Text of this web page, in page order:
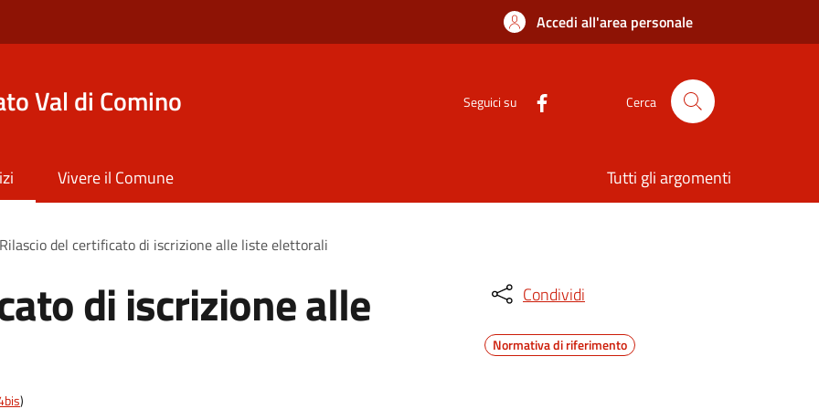
Accedi all'area personale
Val di Comino Seguici su Cerca
Vivere il Comune Tutti gli argomenti
Rilascio del certificato di iscrizione alle liste elettorali
di iscrizione alle
)
Condividi
Normativa di riferimento